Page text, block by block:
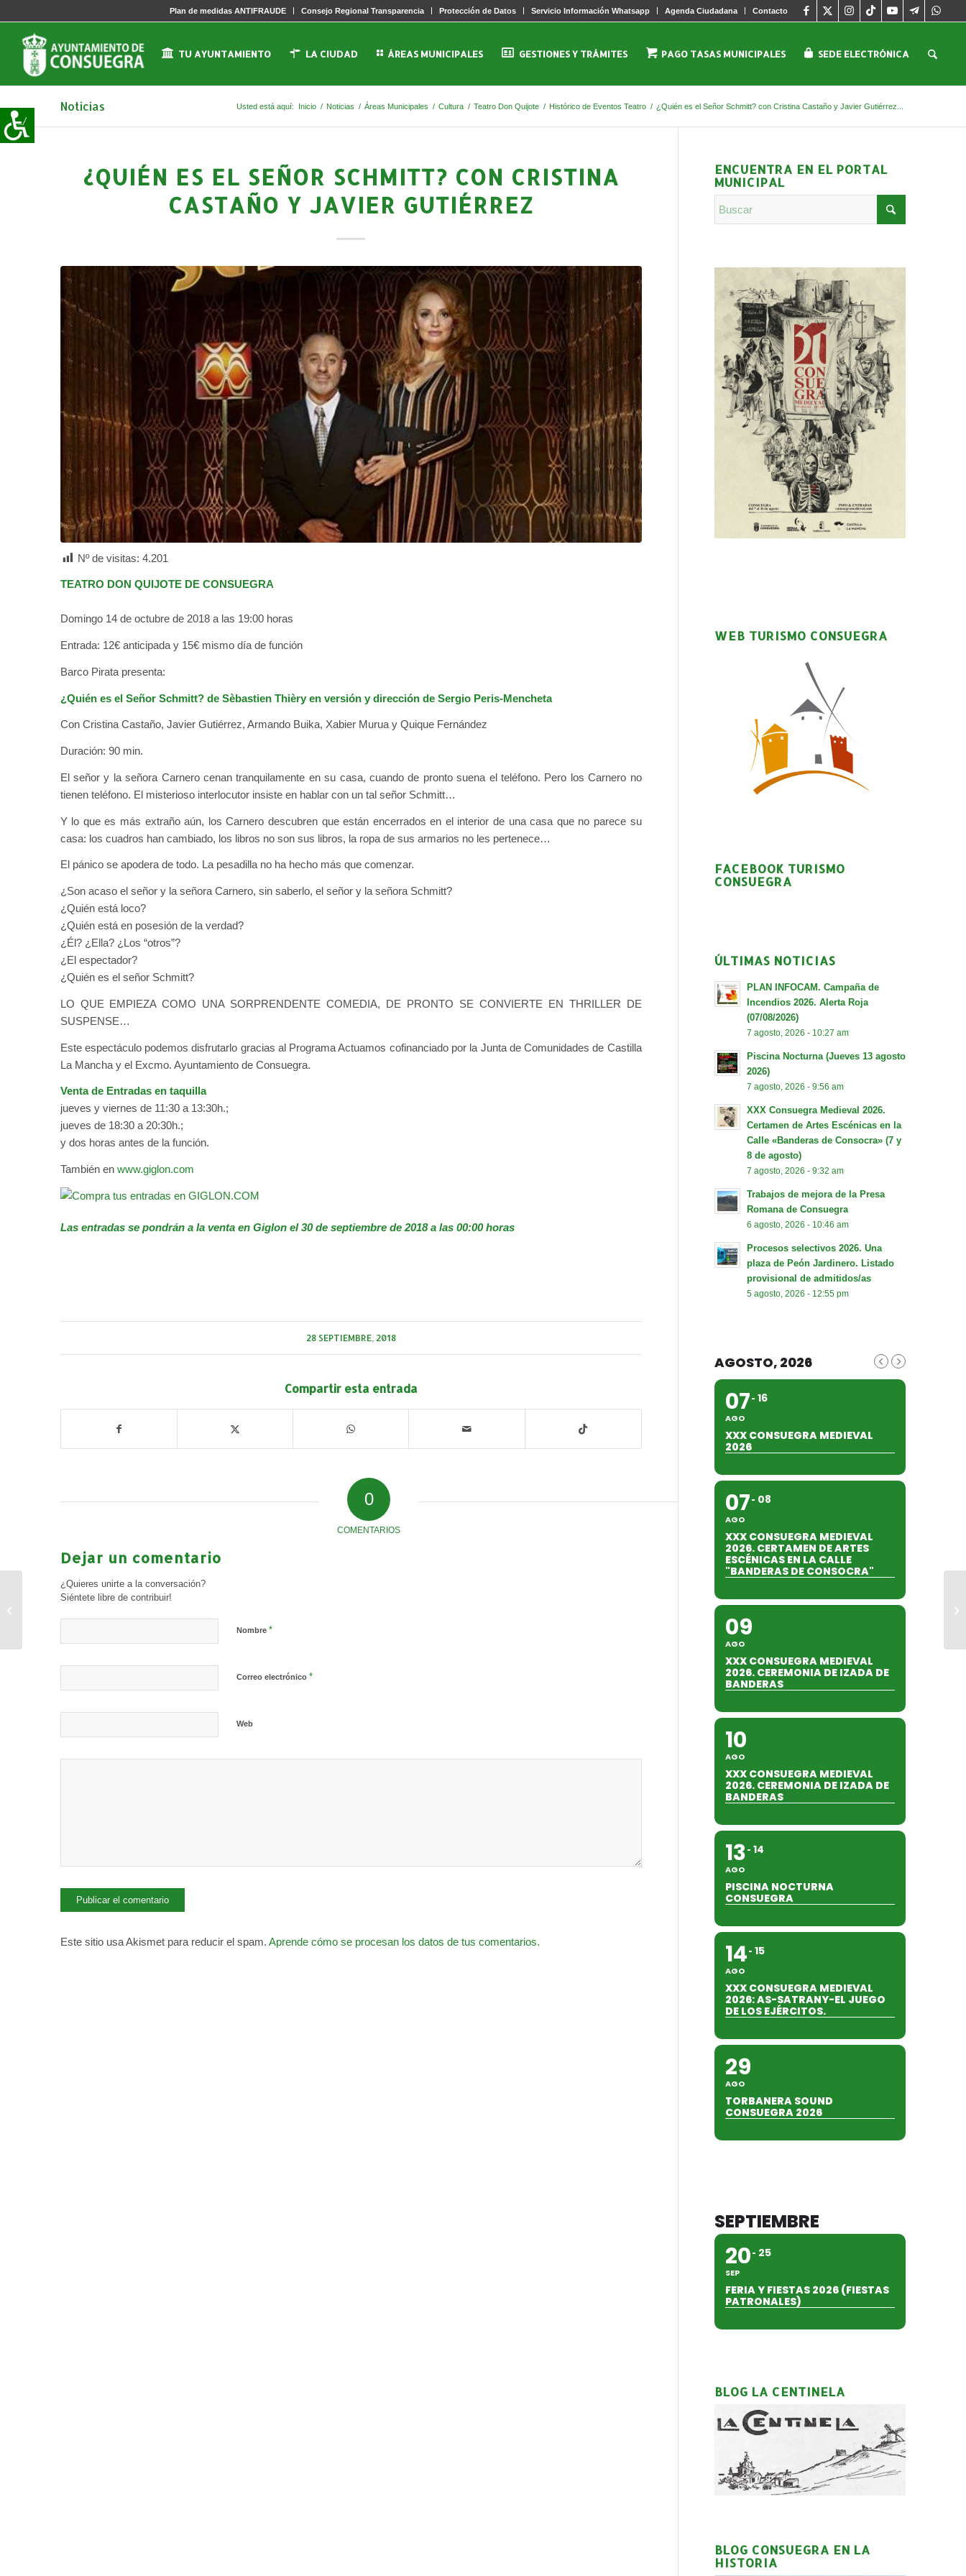
Plan de medidas ANTIFRAUDE Consejo Regional Transparencia Protección de Datos Servicio Información Whatsapp Agenda Ciudadana Contacto
TU AYUNTAMIENTO LA CIUDAD ÁREAS MUNICIPALES GESTIONES Y TRÁMITES PAGO TASAS MUNICIPALES SEDE ELECTRÓNICA
Noticias Usted está aquí: Inicio / Noticias / Áreas Municipales / Cultura / Teatro Don Quijote / Histórico de Eventos Teatro / ¿Quién es el Señor Schmitt? con Cristina Castaño y Javier Gutiérrez...
¿QUIÉN ES EL SEÑOR SCHMITT? CON CRISTINA
CASTAÑO Y JAVIER GUTIÉRREZ
Nº de visitas: 4.201
TEATRO DON QUIJOTE DE CONSUEGRA
Domingo 14 de octubre de 2018 a las 19:00 horas
Entrada: 12€ anticipada y 15€ mismo día de función
Barco Pirata presenta:
¿Quién es el Señor Schmitt? de Sèbastien Thièry en versión y dirección de Sergio Peris-Mencheta
Con Cristina Castaño, Javier Gutiérrez, Armando Buika, Xabier Murua y Quique Fernández
Duración: 90 min.
El señor y la señora Carnero cenan tranquilamente en su casa, cuando de pronto suena el teléfono. Pero los Carnero no
tienen teléfono. El misterioso interlocutor insiste en hablar con un tal señor Schmitt…
Y lo que es más extraño aún, los Carnero descubren que están encerrados en el interior de una casa que no parece su
casa: los cuadros han cambiado, los libros no son sus libros, la ropa de sus armarios no les pertenece…
El pánico se apodera de todo. La pesadilla no ha hecho más que comenzar.
¿Son acaso el señor y la señora Carnero, sin saberlo, el señor y la señora Schmitt?
¿Quién está loco?
¿Quién está en posesión de la verdad?
¿Él? ¿Ella? ¿Los “otros”?
¿El espectador?
¿Quién es el señor Schmitt?
LO QUE EMPIEZA COMO UNA SORPRENDENTE COMEDIA, DE PRONTO SE CONVIERTE EN THRILLER DE
SUSPENSE…
Este espectáculo podemos disfrutarlo gracias al Programa Actuamos cofinanciado por la Junta de Comunidades de Castilla
La Mancha y el Excmo. Ayuntamiento de Consuegra.
Venta de Entradas en taquilla
jueves y viernes de 11:30 a 13:30h.;
jueves de 18:30 a 20:30h.;
y dos horas antes de la función.
También enwww.giglon.com
Las entradas se pondrán a la venta en Giglon el 30 de septiembre de 2018 a las 00:00 horas
28 SEPTIEMBRE, 2018
Compartir esta entrada
0
COMENTARIOS
Dejar un comentario
¿Quieres unirte a la conversación?
Siéntete libre de contribuir!
Nombre *
Correo electrónico *
Web
Este sitio usa Akismet para reducir el spam. Aprende cómo se procesan los datos de tus comentarios.
ENCUENTRA EN EL PORTAL
MUNICIPAL
WEB TURISMO CONSUEGRA
FACEBOOK TURISMO
CONSUEGRA
ÚLTIMAS NOTICIAS
PLAN INFOCAM. Campaña de
Incendios 2026. Alerta Roja
(07/08/2026)
7 agosto, 2026 - 10:27 am
Piscina Nocturna (Jueves 13 agosto
2026)
7 agosto, 2026 - 9:56 am
XXX Consuegra Medieval 2026.
Certamen de Artes Escénicas en la
Calle «Banderas de Consocra» (7 y
8 de agosto)
7 agosto, 2026 - 9:32 am
Trabajos de mejora de la Presa
Romana de Consuegra
6 agosto, 2026 - 10:46 am
Procesos selectivos 2026. Una
plaza de Peón Jardinero. Listado
provisional de admitidos/as
5 agosto, 2026 - 12:55 pm
AGOSTO, 2026
07
AGO
16
XXX CONSUEGRA MEDIEVAL
2026
07
AGO
08
XXX CONSUEGRA MEDIEVAL
2026. CERTAMEN DE ARTES
ESCÉNICAS EN LA CALLE
"BANDERAS DE CONSOCRA"
09
AGO
XXX CONSUEGRA MEDIEVAL
2026. CEREMONIA DE IZADA DE
BANDERAS
10
AGO
XXX CONSUEGRA MEDIEVAL
2026. CEREMONIA DE IZADA DE
BANDERAS
13
AGO
14
PISCINA NOCTURNA
CONSUEGRA
14
AGO
15
XXX CONSUEGRA MEDIEVAL
2026: AS-SATRANY-EL JUEGO
DE LOS EJÉRCITOS.
29
AGO
TORBANERA SOUND
CONSUEGRA 2026
SEPTIEMBRE
20
SEP
25
FERIA Y FIESTAS 2026 (FIESTAS
PATRONALES)
BLOG LA CENTINELA
BLOG CONSUEGRA EN LA
HISTORIA
Pelopincho y los libros